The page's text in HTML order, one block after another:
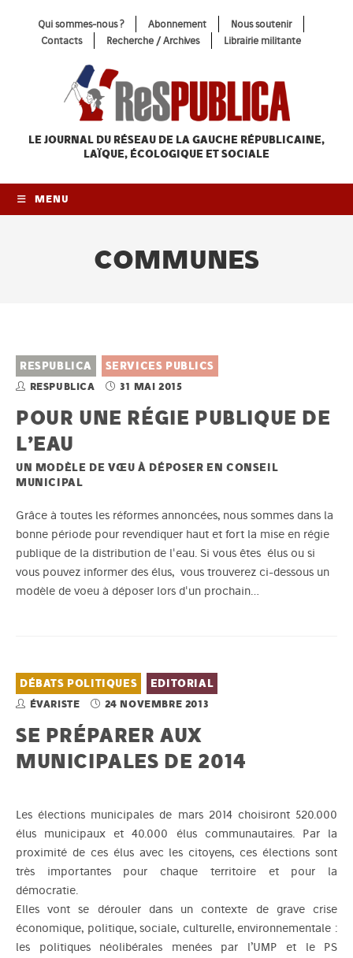
Qui sommes-nous ? Abonnement
Nous soutenir
Contacts
Recherche / Archives Librairie militante
LE JOURNAL DU RÉSEAU DE LA GAUCHE RÉPUBLICAINE,
LAÏQUE, ÉCOLOGIQUE ET SOCIALE
MENU
COMMUNES
RESPUBLICA SERVICES PUBLICS
RESPUBLICA 31 MAI 2015
POUR UNE RÉGIE PUBLIQUE DE
L’EAU
UN MODÈLE DE VŒU À DÉPOSER EN CONSEIL
MUNICIPAL
Grâce à toutes les réformes annoncées, nous sommes dans la
bonne période pour revendiquer haut et fort la mise en régie
publique de la distribution de l'eau. Si vous êtes élus ou si
vous pouvez informer des élus, vous trouverez ci-dessous un
modèle de voeu à déposer lors d'un prochain…
DÉBATS POLITIQUES EDITORIAL
ÉVARISTE 24 NOVEMBRE 2013
SE PRÉPARER AUX
MUNICIPALES DE 2014
Les élections municipales de mars 2014 choisiront 520.000
élus municipaux et 40.000 élus communautaires. Par la
proximité de ces élus avec les citoyens, ces élections sont
très importantes pour chaque territoire et pour la
démocratie.
Elles vont se dérouler dans un contexte de grave crise
économique, politique, sociale, culturelle, environnementale :
les politiques néolibérales menées par l’UMP et le PS